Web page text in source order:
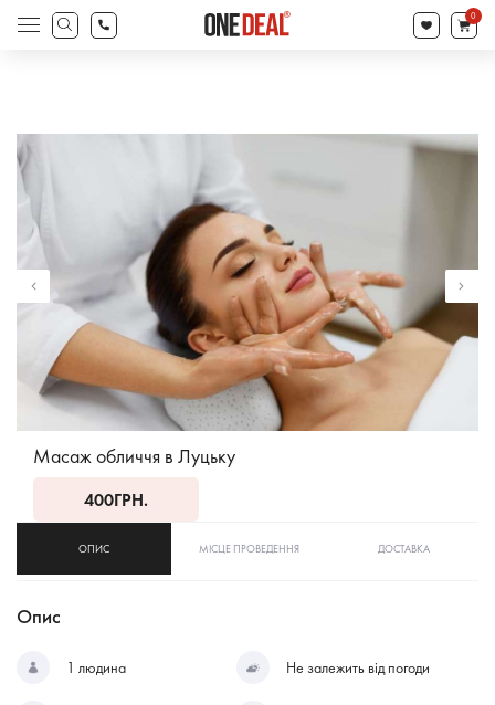
search
Products
search
0
Масаж обличчя в Луцьку
400ГРН.
ОПИС МІСЦЕ ПРОВЕДЕННЯ ДОСТАВКА
Опис
1 людина Не залежить від погоди